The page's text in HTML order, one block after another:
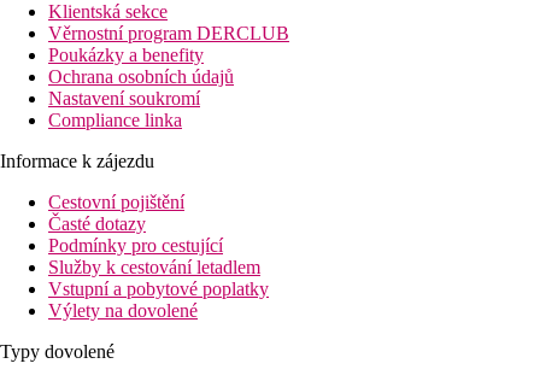
Klientská sekce
Věrnostní program DERCLUB
Poukázky a benefity
Ochrana osobních údajů
Nastavení soukromí
Compliance linka
Informace k zájezdu
Cestovní pojištění
Časté dotazy
Podmínky pro cestující
Služby k cestování letadlem
Vstupní a pobytové poplatky
Výlety na dovolené
Typy dovolené